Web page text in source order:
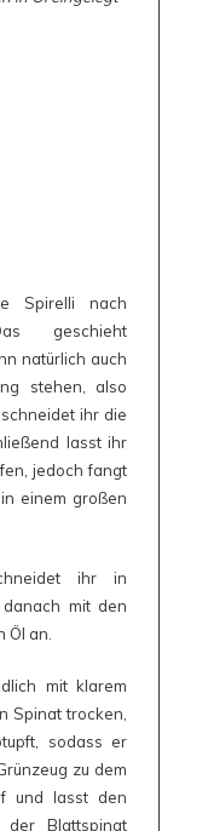
Spirelli nach
geschieht
natürlich auch
stehen, also
ihr die
lasst ihr
jedoch fangt
einem großen
ihr in
mit den
an.
mit klarem
Spinat trocken,
sodass er
zu dem
und lasst den
der Blattspinat